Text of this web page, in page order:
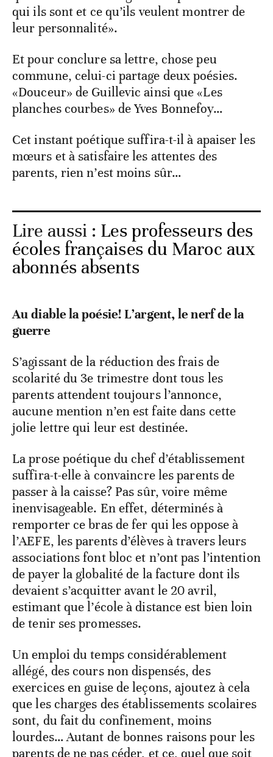
qui ils sont et ce qu’ils veulent montrer de
leur personnalité».
Et pour conclure sa lettre, chose peu
commune, celui-ci partage deux poésies.
«Douceur» de Guillevic ainsi que «Les
planches courbes» de Yves Bonnefoy…
Cet instant poétique suffira-t-il à apaiser les
mœurs et à satisfaire les attentes des
parents, rien n’est moins sûr…
Lire aussi : Les professeurs des
écoles françaises du Maroc aux
abonnés absents
Au diable la poésie! L’argent, le nerf de la
guerre
S’agissant de la réduction des frais de
scolarité du 3e trimestre dont tous les
parents attendent toujours l’annonce,
aucune mention n’en est faite dans cette
jolie lettre qui leur est destinée.
La prose poétique du chef d’établissement
suffira-t-elle à convaincre les parents de
passer à la caisse? Pas sûr, voire même
inenvisageable. En effet, déterminés à
remporter ce bras de fer qui les oppose à
l’AEFE, les parents d’élèves à travers leurs
associations font bloc et n’ont pas l’intention
de payer la globalité de la facture dont ils
devaient s’acquitter avant le 20 avril,
estimant que l’école à distance est bien loin
de tenir ses promesses.
Un emploi du temps considérablement
allégé, des cours non dispensés, des
exercices en guise de leçons, ajoutez à cela
que les charges des établissements scolaires
sont, du fait du confinement, moins
lourdes… Autant de bonnes raisons pour les
parents de ne pas céder, et ce, quel que soit